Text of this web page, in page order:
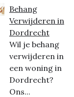
Behang
Verwijderen in
Dordrecht
Wil je behang
verwijderen in
een woning in
Dordrecht?
Ons...